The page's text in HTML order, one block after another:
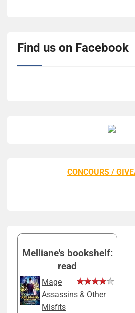
Find us on Facebook
CONCOURS /
Melliane's bookshelf:
read
Mage
Assassins & Other
Misfits